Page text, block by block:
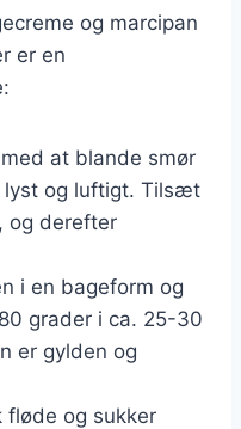
og marcipan
er en
at blande smør
lyst og luftigt. Tilsæt
og derefter
i en bageform og
grader i ca. 25-30
er gylden og
fløde og sukker